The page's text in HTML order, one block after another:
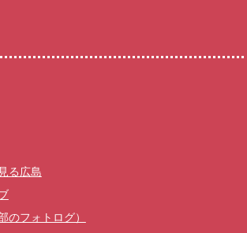
る広島
のフォトログ）